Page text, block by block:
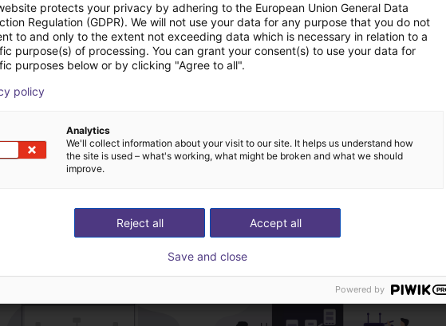
rozmowę
ekspertami
protects your privacy by adhering to the European Union General Data
Regulation (GDPR). We will not use your data for any purpose that you do not
to and only to the extent not exceeding data which is necessary in relation to a
purpose(s) of processing. You can grant your consent(s) to use your data for
purposes below or by clicking "Agree to all".
policy
Analytics
We'll collect information about your visit to our site. It helps us understand how
the site is used – what's working, what might be broken and what we should
improve.
Accept all
Reject all
Save and close
Powered by